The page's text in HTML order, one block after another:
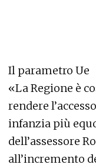
Il parametro Ue
«La Regione è
rendere
infanzia più
dell’assessore
all’incremento